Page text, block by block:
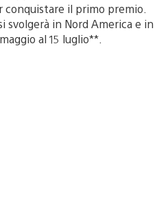
conquistare il primo premio.
svolgerà in Nord America e in
al 15 luglio**.